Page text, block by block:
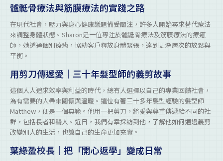
髗骶骨療法與筋膜療法的實踐之路
在現代社會，壓力與身心健康議題備受關注，許多人開始尋求替代療法
來調整身體狀態。Sharon是一位專注於髗骶骨療法及筋膜療法的療癒
師，她透過個別療癒，協助客戶釋放身體緊張，達到更深層次的放鬆與
平衡。
用剪刀傳遞愛｜三十年髮型師的義剪故事
這個人人追求效率與利益的時代，總有人選擇以自己的專業回饋社會，
為有需要的人帶來關懷與溫暖。這位有著三十多年髮型經驗的髮型師
Matthew，便是一個典範。他用一把剪刀，將愛與尊重傳遞給不同的社
群，包括長者和聾人。近日，我們有幸採訪到他，了解他如何通過義剪
改變別人的生活，也讓自己的生命更加充實。
葉綠盈校長｜把「開心返學」變成日常